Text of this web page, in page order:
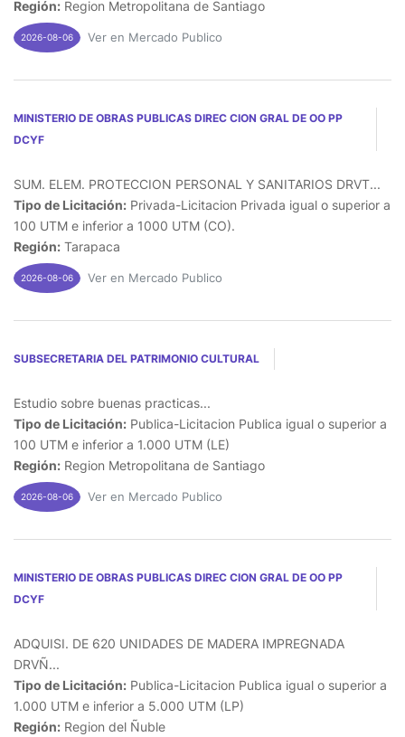
Región: Region Metropolitana de Santiago
2026-08-06 Ver en Mercado Publico
MINISTERIO DE OBRAS PUBLICAS DIREC CION GRAL DE OO PP
DCYF
SUM. ELEM. PROTECCION PERSONAL Y SANITARIOS DRVT...
Tipo de Licitación: Privada-Licitacion Privada igual o superior a
100 UTM e inferior a 1000 UTM (CO).
Región: Tarapaca
2026-08-06 Ver en Mercado Publico
SUBSECRETARIA DEL PATRIMONIO CULTURAL
Estudio sobre buenas practicas...
Tipo de Licitación: Publica-Licitacion Publica igual o superior a
100 UTM e inferior a 1.000 UTM (LE)
Región: Region Metropolitana de Santiago
2026-08-06 Ver en Mercado Publico
MINISTERIO DE OBRAS PUBLICAS DIREC CION GRAL DE OO PP
DCYF
ADQUISI. DE 620 UNIDADES DE MADERA IMPREGNADA
DRVÑ...
Tipo de Licitación: Publica-Licitacion Publica igual o superior a
1.000 UTM e inferior a 5.000 UTM (LP)
Región: Region del Ñuble